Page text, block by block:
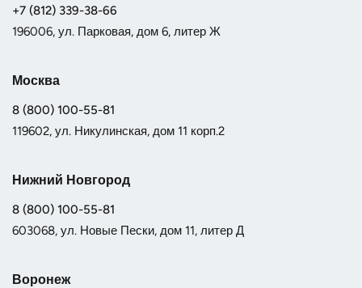
+7 (812) 339-38-66
196006, ул. Парковая, дом 6, литер Ж
Москва
8 (800) 100-55-81
119602, ул. Никулинская, дом 11 корп.2
Нижний Новгород
8 (800) 100-55-81
603068, ул. Новые Пески, дом 11, литер Д
Воронеж